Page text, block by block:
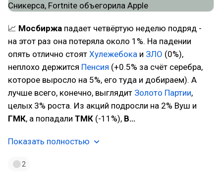
📈 Мосбиржа падает четвёртую неделю подряд -
на этот раз она потеряла около 1%. На падении
опять отлично стоят Хулежебока и ЗЛО (0%),
неплохо держится Пенсия (+0.5% за счёт серебра,
которое выросло на 5%, его туда и добираем). А
лучше всего, конечно, выглядит Золото Партии,
целых 3% роста. Из акций подросли на 2% Вуш и
ГМК, а попадали ТМК (-11%), В…
Показать полностью
2